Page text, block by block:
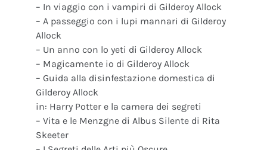
– In viaggio con i vampiri di Gilderoy Allock
– A passeggio con i lupi mannari di Gilderoy
Allock
– Un anno con lo yeti di Gilderoy Allock
– Magicamente io di Gilderoy Allock
– Guida alla disinfestazione domestica di
Gilderoy Allock
in: Harry Potter e la camera dei segreti
– Vita e le Menzgne di Albus Silente di Rita
Skeeter